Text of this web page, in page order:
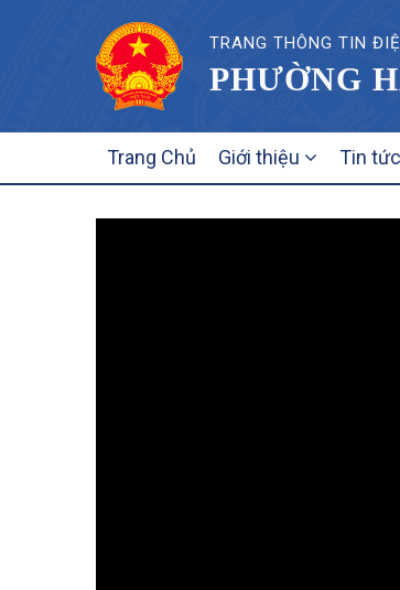
TRANG THÔNG TIN
PHƯỜNG
NAVIGATION
Trang Chủ Giới thiệu Tin